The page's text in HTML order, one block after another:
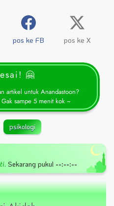
pos ke FB pos ke X
🤗
artikel untuk Anandastoon?
sampe 5 menit kok ~
psikologi
. Sekarang pukul --:--:--